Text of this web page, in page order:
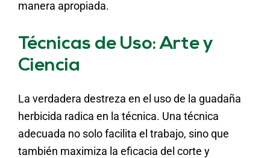
manera apropiada.
Técnicas de Uso: Arte y
Ciencia
La verdadera destreza en el uso de la guadaña
herbicida radica en la técnica. Una técnica
adecuada no solo facilita el trabajo, sino que
también maximiza la eficacia del corte y